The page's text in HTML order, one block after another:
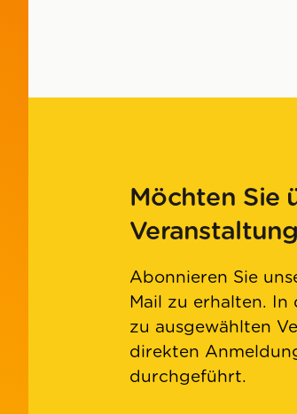
Möchten Sie
Abonnieren Sie
Mail zu erhalten. In
zu ausgewählten
direkten
durchgeführt.